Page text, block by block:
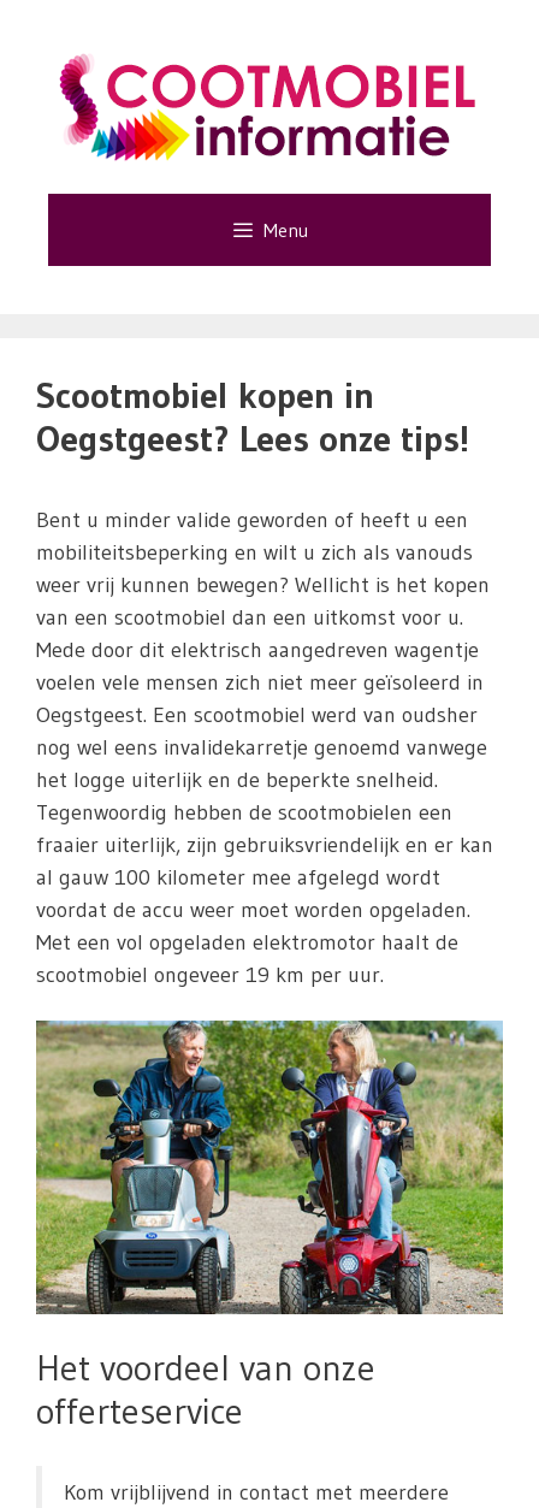
Menu
Scootmobiel kopen in
Oegstgeest? Lees onze tips!
Bent u minder valide geworden of heeft u een
mobiliteitsbeperking en wilt u zich als vanouds
weer vrij kunnen bewegen? Wellicht is het kopen
van een scootmobiel dan een uitkomst voor u.
Mede door dit elektrisch aangedreven wagentje
voelen vele mensen zich niet meer geïsoleerd in
Oegstgeest. Een scootmobiel werd van oudsher
nog wel eens invalidekarretje genoemd vanwege
het logge uiterlijk en de beperkte snelheid.
Tegenwoordig hebben de scootmobielen een
fraaier uiterlijk, zijn gebruiksvriendelijk en er kan
al gauw 100 kilometer mee afgelegd wordt
voordat de accu weer moet worden opgeladen.
Met een vol opgeladen elektromotor haalt de
scootmobiel ongeveer 19 km per uur.
Het voordeel van onze
offerteservice
Kom vrijblijvend in contact met meerdere